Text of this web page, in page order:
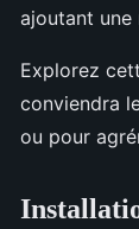
ajoutant une
Explorez
conviendra
ou pour